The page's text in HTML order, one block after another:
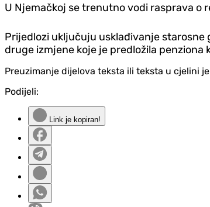
U Njemačkoj se trenutno vodi rasprava o
Prijedlozi uključuju usklađivanje starosne
druge izmjene koje je predložila penziona
Preuzimanje dijelova teksta ili teksta u cjelini
Podijeli:
Link je kopiran!